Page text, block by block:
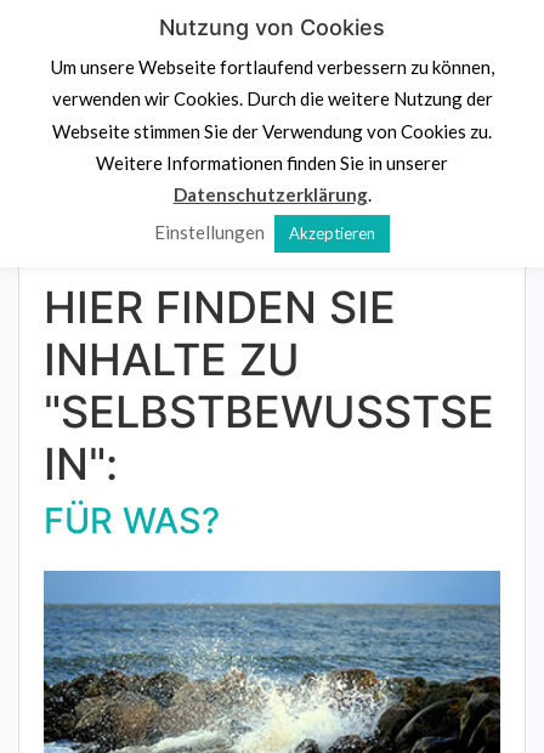
content
Denk an dich
Psychologische Beratung,
Potenzialentdeckung
Navigation klicken
Selbstbewusstsein
HIER FINDEN SIE
INHALTE ZU
"SELBSTBEWUSSTSE
IN":
FÜR WAS?
Nutzung von Cookies
Um unsere Webseite fortlaufend verbessern zu können,
verwenden wir Cookies. Durch die weitere Nutzung der
Webseite stimmen Sie der Verwendung von Cookies zu.
Weitere Informationen finden Sie in unserer
Datenschutzerklärung.
Einstellungen
Akzeptieren